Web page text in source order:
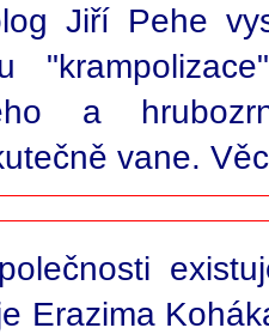
Jiří Pehe
a
vane.
Erazima